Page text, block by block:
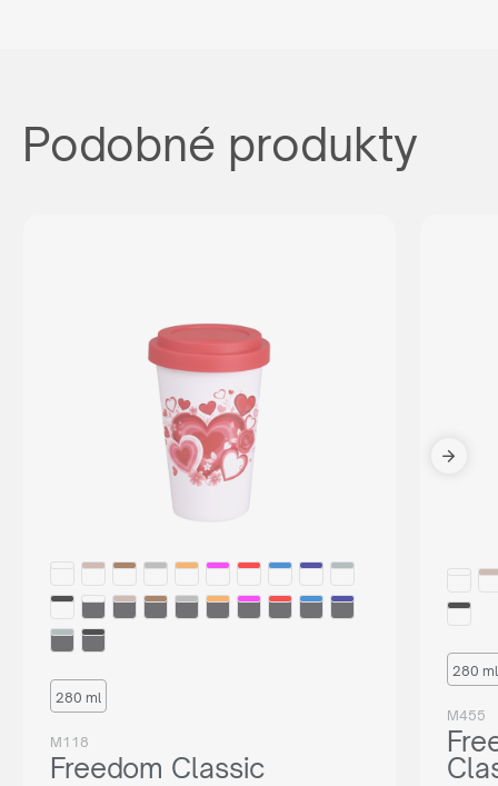
Podobné produkty
280 ml
M118
Freedom Classic
280 ml
M455